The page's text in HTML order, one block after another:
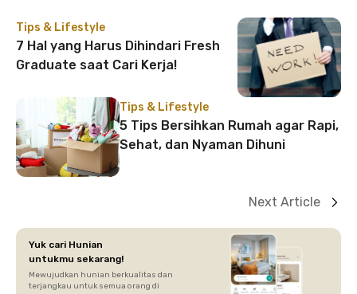
Tips & Lifestyle
7 Hal yang Harus Dihindari Fresh
Graduate saat Cari Kerja!
Tips & Lifestyle
5 Tips Bersihkan Rumah agar Rapi,
Sehat, dan Nyaman Dihuni
Next Article
Yuk cari Hunian
untukmu sekarang!
Mewujudkan hunian berkualitas dan
terjangkau untuk semua orang di